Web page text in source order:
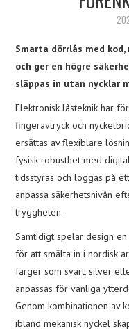
Smarta dörrlås med
och ger en högre
släppas in utan nycklar
Elektronisk låsteknik har
fingeravtryck och
ersättas av flexiblare
fysisk robusthet med
tidsstyras och loggas på
anpassa säkerhetsnivån
tryggheten.
Samtidigt spelar design
för att smälta in i nordisk
färger som svart, silver
anpassas för vanliga
Genom kombinationen av
ibland mekanisk nyckel